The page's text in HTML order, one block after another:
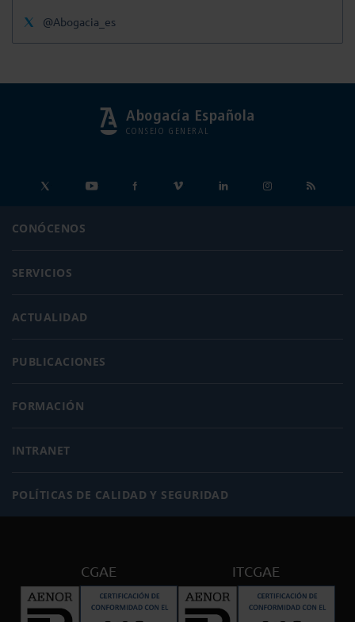
@Abogacia_es
Abogacía Española
CONSEJO GENERAL
CONÓCENOS
SERVICIOS
ACTUALIDAD
PUBLICACIONES
FORMACIÓN
INTRANET
POLÍTICAS DE CALIDAD Y SEGURIDAD
CGAE ITCGAE